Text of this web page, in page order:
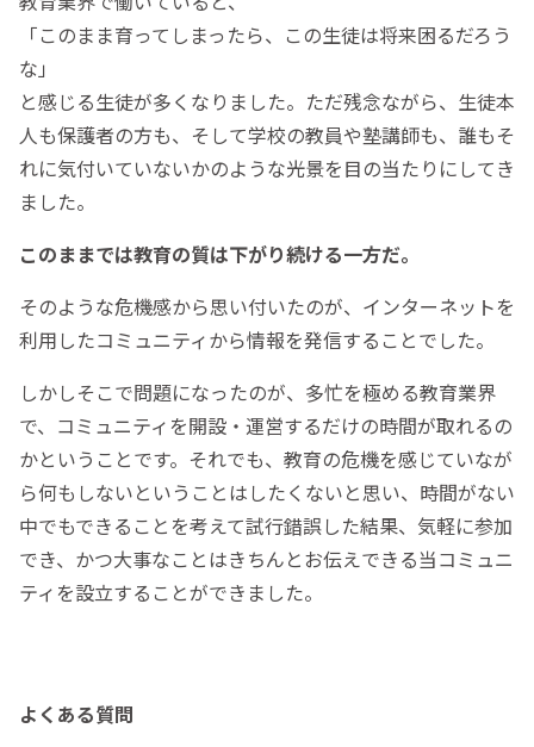
「このまま育ってしまったら、この生徒は将来困るだろう
な」
と感じる生徒が多くなりました。ただ残念ながら、生徒本
人も保護者の方も、そして学校の教員や塾講師も、誰もそ
れに気付いていないかのような光景を目の当たりにしてき
ました。
このままでは教育の質は下がり続ける一方だ。
そのような危機感から思い付いたのが、インターネットを
利用したコミュニティから情報を発信することでした。
しかしそこで問題になったのが、多忙を極める教育業界
で、コミュニティを開設・運営するだけの時間が取れるの
かということです。それでも、教育の危機を感じていなが
ら何もしないということはしたくないと思い、時間がない
中でもできることを考えて試行錯誤した結果、気軽に参加
でき、かつ大事なことはきちんとお伝えできる当コミュニ
ティを設立することができました。
よくある質問